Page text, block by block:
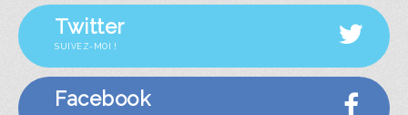
Twitter
SUIVEZ-MOI !
Facebook